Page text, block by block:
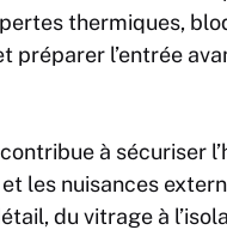
thermiques,
préparer l’entrée
à sécuriser
les nuisances
du vitrage à